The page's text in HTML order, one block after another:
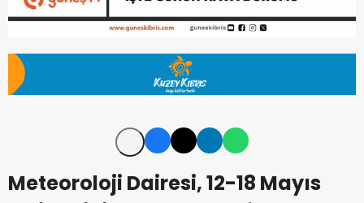
Meteoroloji Dairesi, 12-18 Mayıs